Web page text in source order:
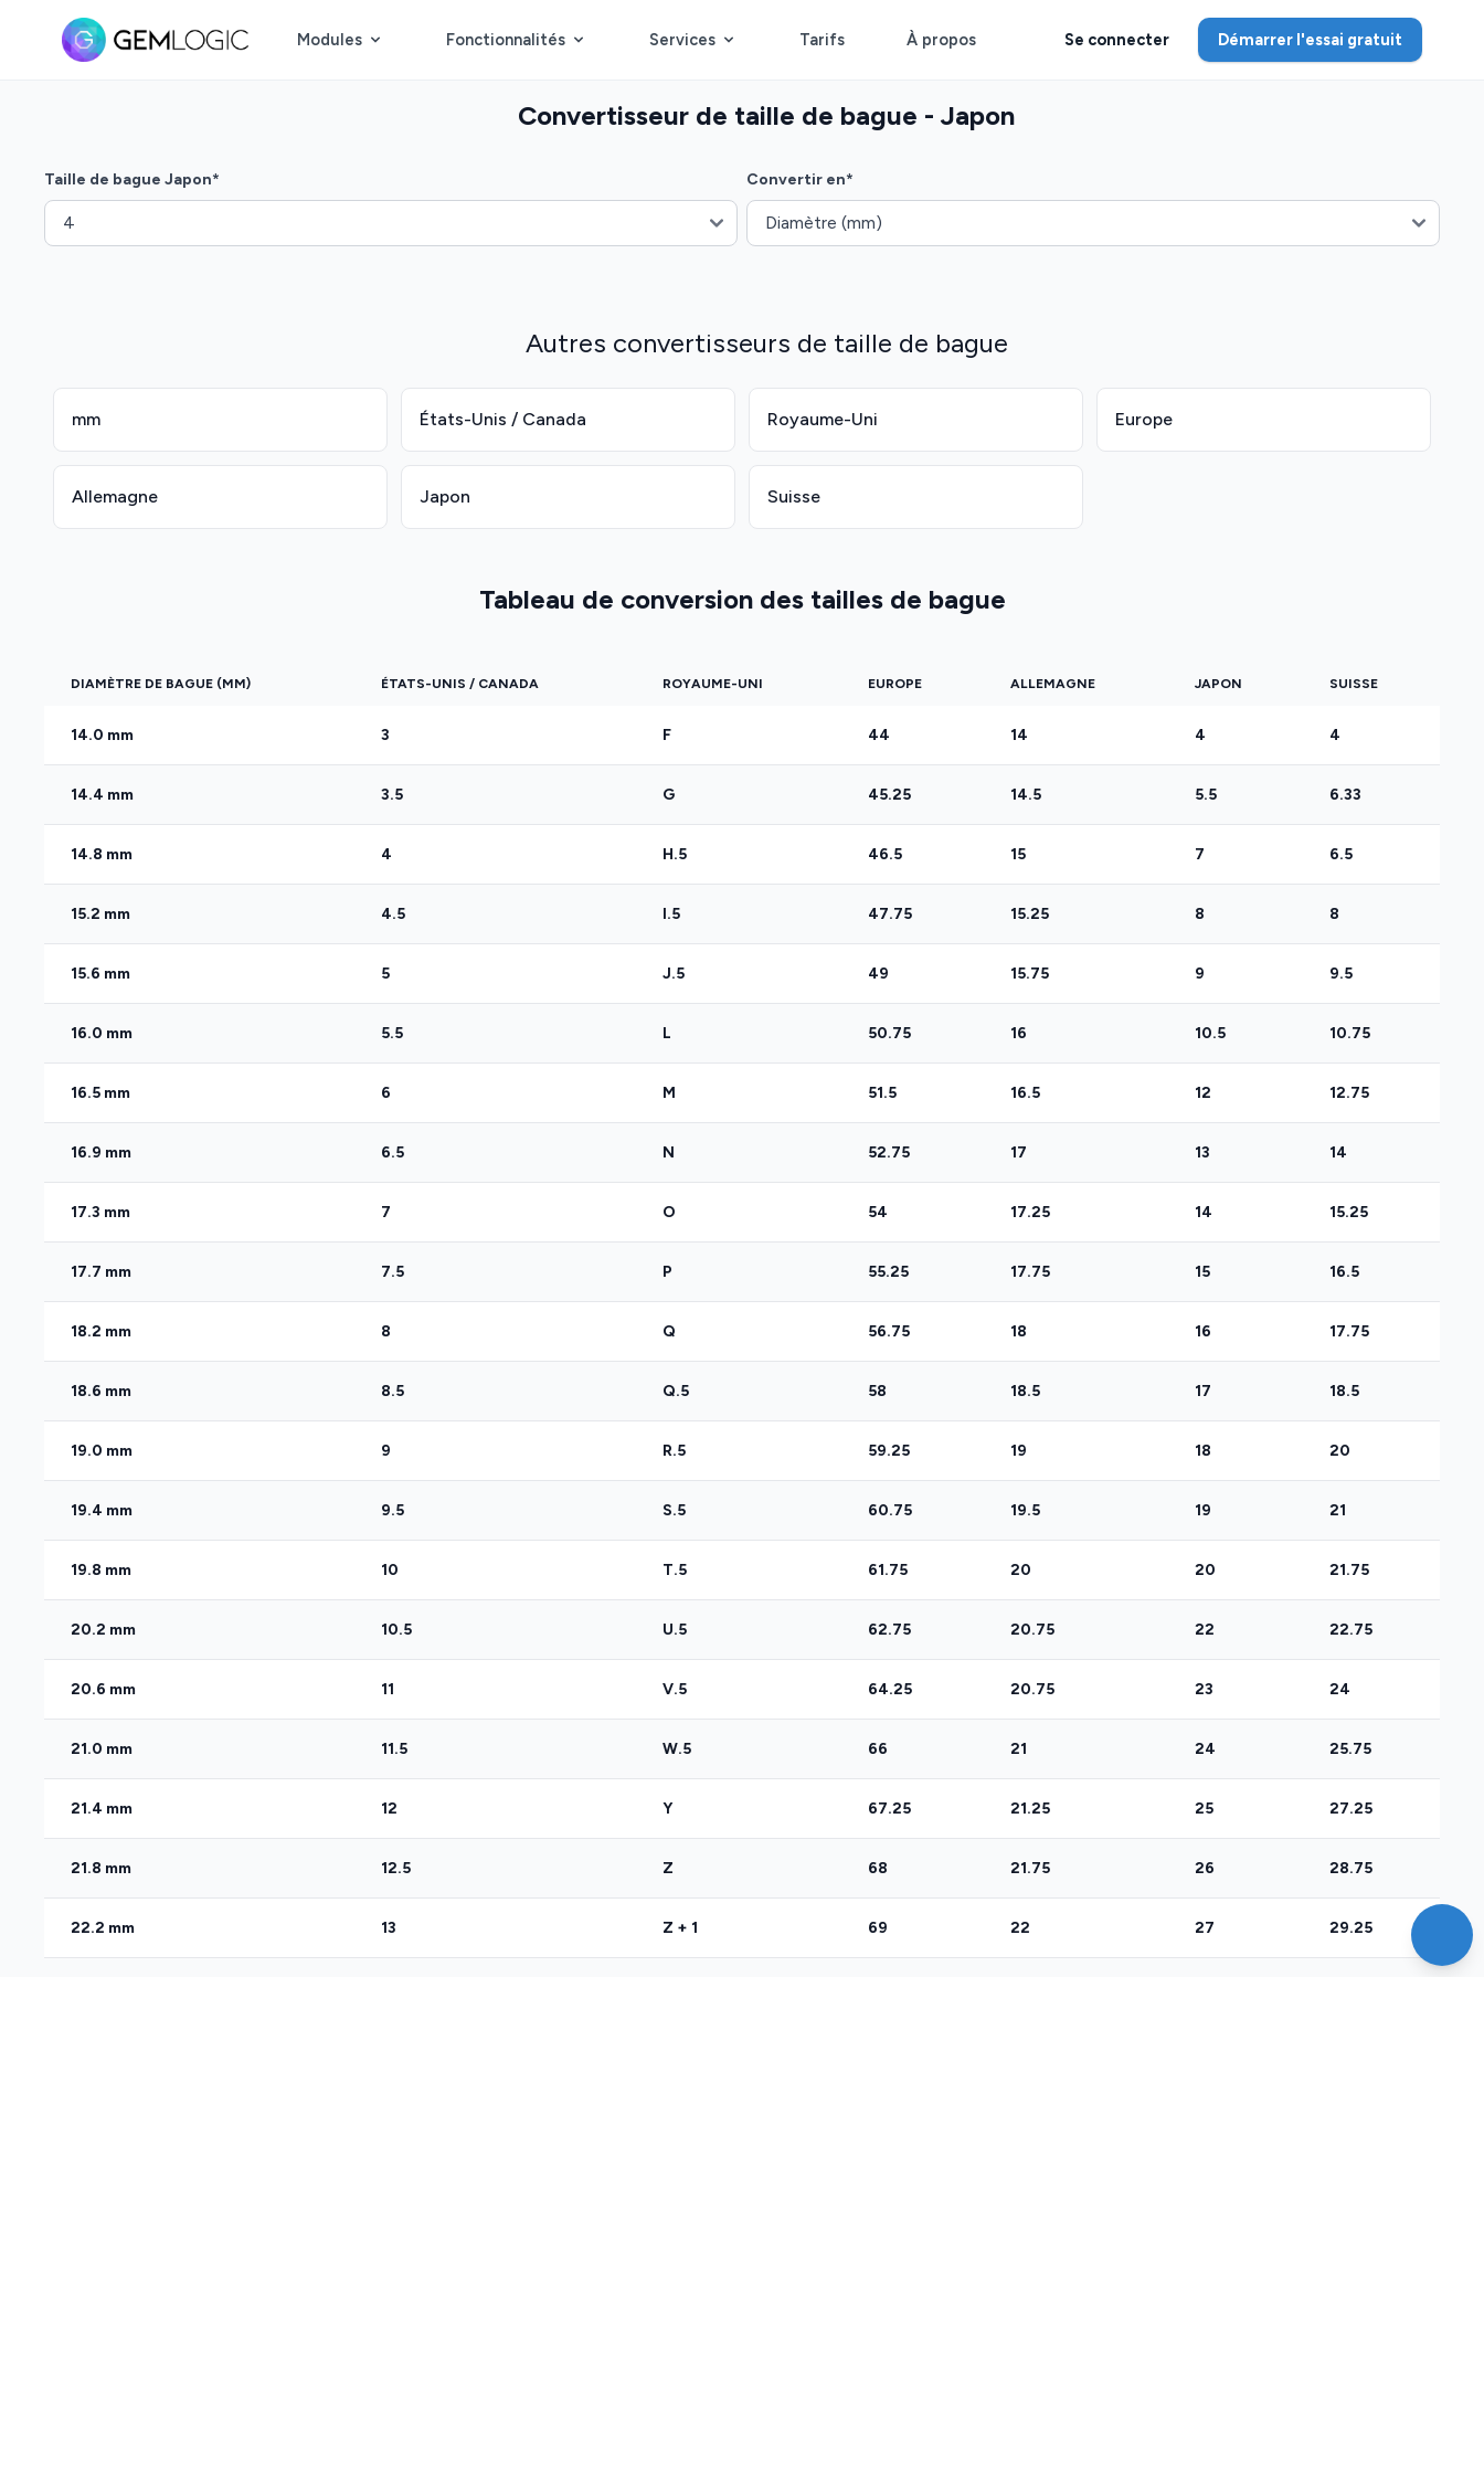
Modules Fonctionnalités Services Tarifs À propos Se connecter Démarrer l'essai gratuit
Convertisseur de taille de bague - Japon
Taille de bague Japon* Convertir en*
Autres convertisseurs de taille de bague
mm États-Unis / Canada Royaume-Uni Europe
Allemagne Japon Suisse
Tableau de conversion des tailles de bague
DIAMÈTRE DE BAGUE (MM) ÉTATS-UNIS / CANADA ROYAUME-UNI EUROPE ALLEMAGNE JAPON SUISSE
14.0 mm 3 F 44 14 4 4
14.4 mm 3.5 G 45.25 14.5 5.5 6.33
14.8 mm 4 H.5 46.5 15 7 6.5
15.2 mm 4.5 I.5 47.75 15.25 8 8
15.6 mm 5 J.5 49 15.75 9 9.5
16.0 mm 5.5 L 50.75 16 10.5 10.75
16.5 mm 6 M 51.5 16.5 12 12.75
16.9 mm 6.5 N 52.75 17 13 14
17.3 mm 7 O 54 17.25 14 15.25
17.7 mm 7.5 P 55.25 17.75 15 16.5
18.2 mm 8 Q 56.75 18 16 17.75
18.6 mm 8.5 Q.5 58 18.5 17 18.5
19.0 mm 9 R.5 59.25 19 18 20
19.4 mm 9.5 S.5 60.75 19.5 19 21
19.8 mm 10 T.5 61.75 20 20 21.75
20.2 mm 10.5 U.5 62.75 20.75 22 22.75
20.6 mm 11 V.5 64.25 20.75 23 24
21.0 mm 11.5 W.5 66 21 24 25.75
21.4 mm 12 Y 67.25 21.25 25 27.25
21.8 mm 12.5 Z 68 21.75 26 28.75
22.2 mm 13 Z + 1 69 22 27 29.25